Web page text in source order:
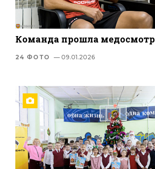
Команда прошла медосмотр
24 ФОТО — 09.01.2026